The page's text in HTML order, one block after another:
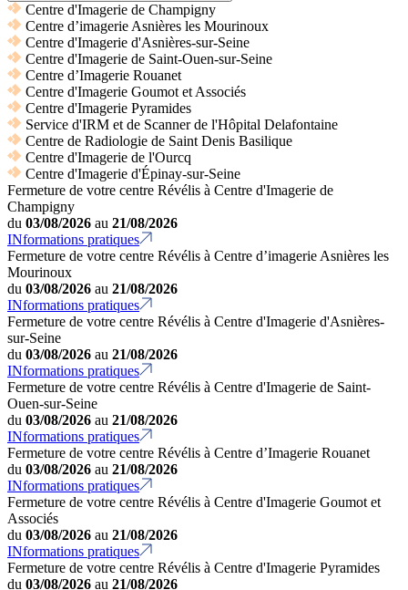
Centre d'Imagerie de Champigny
Centre d’imagerie Asnières les Mourinoux
Centre d'Imagerie d'Asnières-sur-Seine
Centre d'Imagerie de Saint-Ouen-sur-Seine
Centre d’Imagerie Rouanet
Centre d'Imagerie Goumot et Associés
Centre d'Imagerie Pyramides
Service d'IRM et de Scanner de l'Hôpital Delafontaine
Centre de Radiologie de Saint Denis Basilique
Centre d'Imagerie de l'Ourcq
Centre d'Imagerie d'Épinay-sur-Seine
Fermeture de votre centre Révélis à Centre d'Imagerie de
Champigny
du 03/08/2026 au 21/08/2026
INformations pratiques
Fermeture de votre centre Révélis à Centre d’imagerie Asnières les
Mourinoux
du 03/08/2026 au 21/08/2026
INformations pratiques
Fermeture de votre centre Révélis à Centre d'Imagerie d'Asnières-
sur-Seine
du 03/08/2026 au 21/08/2026
INformations pratiques
Fermeture de votre centre Révélis à Centre d'Imagerie de Saint-
Ouen-sur-Seine
du 03/08/2026 au 21/08/2026
INformations pratiques
Fermeture de votre centre Révélis à Centre d’Imagerie Rouanet
du 03/08/2026 au 21/08/2026
INformations pratiques
Fermeture de votre centre Révélis à Centre d'Imagerie Goumot et
Associés
du 03/08/2026 au 21/08/2026
INformations pratiques
Fermeture de votre centre Révélis à Centre d'Imagerie Pyramides
du 03/08/2026 au 21/08/2026